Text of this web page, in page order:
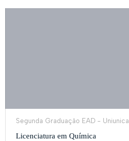
Segunda Graduação EAD - Uniunica
Licenciatura em Química